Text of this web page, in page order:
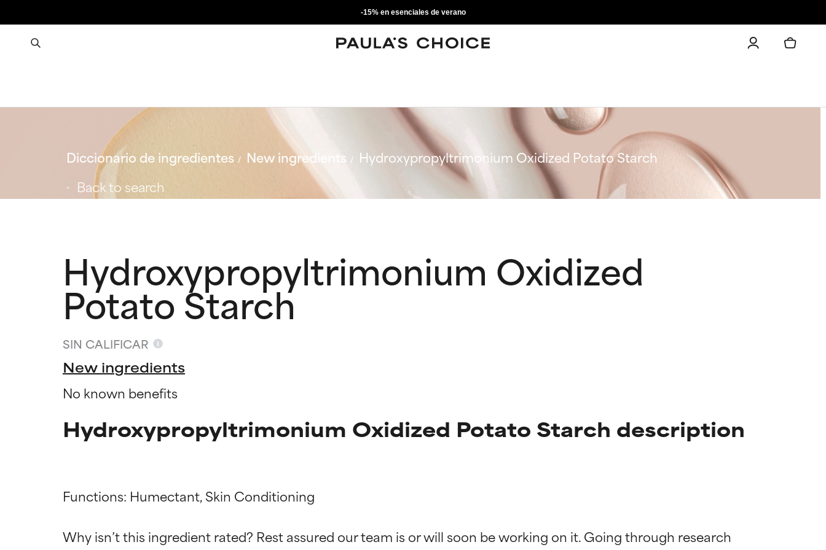
-15% en esenciales de verano
Diccionario de ingredientes New ingredients
Hydroxypropyltrimonium Oxidized Potato Starch
Back to search
Hydroxypropyltrimonium Oxidized
Potato Starch
SIN CALIFICAR
New ingredients
No known benefits
Hydroxypropyltrimonium Oxidized Potato Starch description
Functions: Humectant, Skin Conditioning
Why isn’t this ingredient rated? Rest assured our team is or will soon be working on it. Going through research
Calificaciones de ingredientes
EXCELENTE
Calificaciones de ingredientes
EXCELENTE